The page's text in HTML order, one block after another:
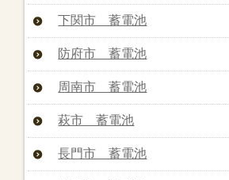
下関市 蓄電池
防府市 蓄電池
周南市 蓄電池
萩市 蓄電池
長門市 蓄電池